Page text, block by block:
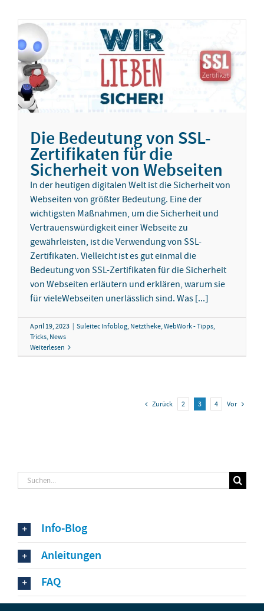
Die Bedeutung von SSL-
Zertifikaten für die
Sicherheit von Webseiten
In der heutigen digitalen Welt ist die Sicherheit von
Webseiten von größter Bedeutung. Eine der
wichtigsten Maßnahmen, um die Sicherheit und
Vertrauenswürdigkeit einer Webseite zu
gewährleisten, ist die Verwendung von SSL-
Zertifikaten. Vielleicht ist es gut einmal die
Bedeutung von SSL-Zertifikaten für die Sicherheit
von Webseiten erläutern und erklären, warum sie
für vieleWebseiten unerlässlich sind. Was [...]
April 19, 2023 | Suleitec Infoblog,Netztheke,WebWork - Tipps,
Tricks, News
Weiterlesen
Zurück 2 3 4 Vor
Suche
nach:
Info-Blog
Anleitungen
FAQ